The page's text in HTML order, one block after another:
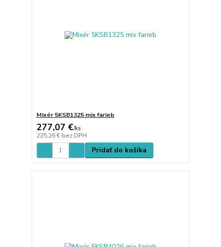
Mixér 5KSB1325 mix farieb
277,07 €/ks
225,26 € bez DPH
Pridať do košíka